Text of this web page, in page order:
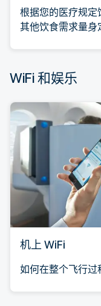
根据您的医疗规定
其他饮食需求量身
WiFi 和娱乐
机上 WiFi
如何在整个飞行过